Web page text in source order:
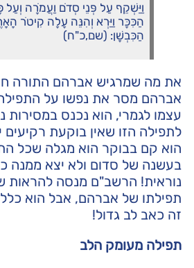
וַיַּשְׁקֵף עַל פְּנֵי סְדֹם וַעֲמֹרָה וְעַל
הַכִּכָּר וַיַּרְא וְהִנֵּה עָלָה קִיטֹר
הַכִּבְשָׁן: (שם,כ"ח)
את מה שמרגיש אברהם התורה
אברהם מסר את נפשו על התפילה
עצמו לגמרי, הוא נכנס במסירות
לתפילה הזו שאין בוקעת
הוא קם בבוקר הוא מגלה שכל
בעשנה של סדום ולא יצא ממנה
נוראית! הרשב"ם מנסה
תפילתו של אברהם, אבל הוא
זה כאב לב גדול!
תפילה מעומק הלב